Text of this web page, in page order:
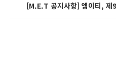
[M.E.T 공지사항] 엠이티, 제